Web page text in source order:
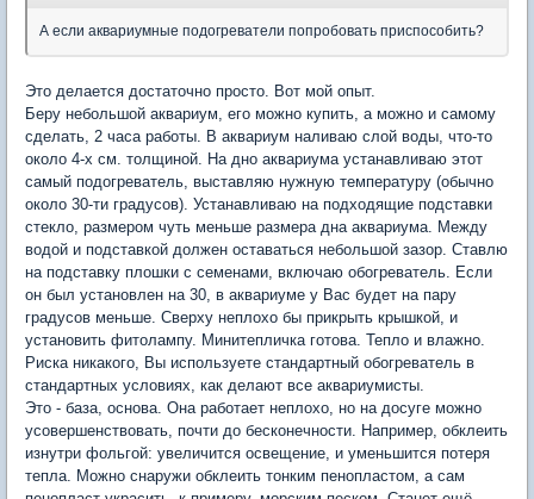
А если аквариумные подогреватели попробовать приспособить?
Это делается достаточно просто. Вот мой опыт.
Беру небольшой аквариум, его можно купить, а можно и самому
сделать, 2 часа работы. В аквариум наливаю слой воды, что-то
около 4-х см. толщиной. На дно аквариума устанавливаю этот
самый подогреватель, выставляю нужную температуру (обычно
около 30-ти градусов). Устанавливаю на подходящие подставки
стекло, размером чуть меньше размера дна аквариума. Между
водой и подставкой должен оставаться небольшой зазор. Ставлю
на подставку плошки с семенами, включаю обогреватель. Если
он был установлен на 30, в аквариуме у Вас будет на пару
градусов меньше. Сверху неплохо бы прикрыть крышкой, и
установить фитолампу. Минитепличка готова. Тепло и влажно.
Риска никакого, Вы используете стандартный обогреватель в
стандартных условиях, как делают все аквариумисты.
Это - база, основа. Она работает неплохо, но на досуге можно
усовершенствовать, почти до бесконечности. Например, обклеить
изнутри фольгой: увеличится освещение, и уменьшится потеря
тепла. Можно снаружи обклеить тонким пенопластом, а сам